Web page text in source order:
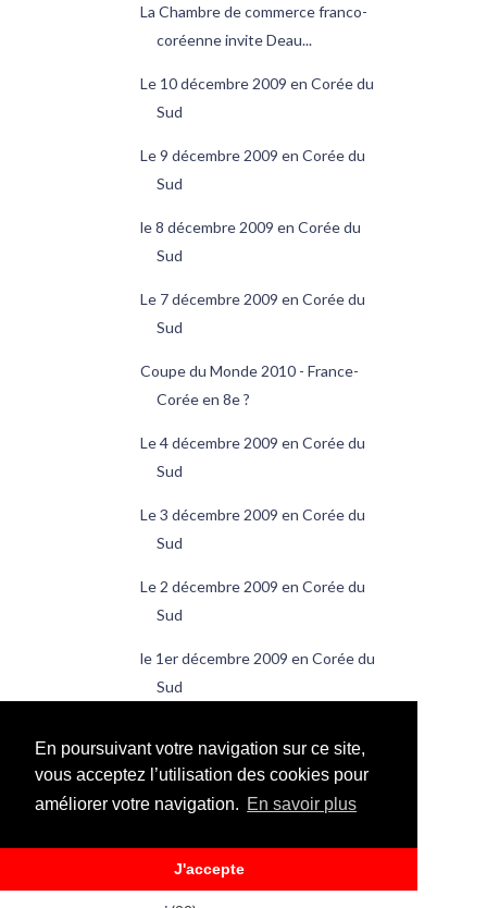
En poursuivant votre navigation sur ce site,
vous acceptez l’utilisation des cookies pour
améliorer votre navigation. En savoir plus
J'accepte
La Chambre de commerce franco-
coréenne invite Deau...
Le 10 décembre 2009 en Corée du
Sud
Le 9 décembre 2009 en Corée du
Sud
le 8 décembre 2009 en Corée du
Sud
Le 7 décembre 2009 en Corée du
Sud
Coupe du Monde 2010 - France-
Corée en 8e ?
Le 4 décembre 2009 en Corée du
Sud
Le 3 décembre 2009 en Corée du
Sud
Le 2 décembre 2009 en Corée du
Sud
le 1er décembre 2009 en Corée du
Sud
►octobre (23)
►septembre(24)
►août (14)
►juillet(24)
(30)